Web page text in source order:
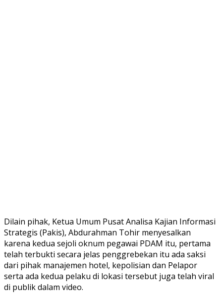
Dilain pihak, Ketua Umum Pusat Analisa Kajian Informasi
Strategis (Pakis), Abdurahman Tohir menyesalkan
karena kedua sejoli oknum pegawai PDAM itu, pertama
telah terbukti secara jelas penggrebekan itu ada saksi
dari pihak manajemen hotel, kepolisian dan Pelapor
serta ada kedua pelaku di lokasi tersebut juga telah viral
di publik dalam video.